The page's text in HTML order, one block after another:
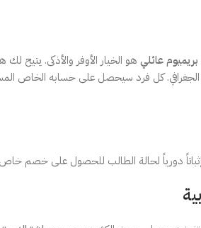
عائلي
يعيشون في نفس النطاق الجغرافي. كل فرد سيحصل على
دورياً لحالة الطالب للحصول على خصم